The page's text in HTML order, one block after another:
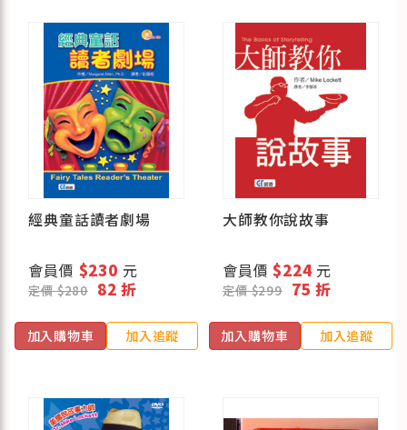
經典童話讀者劇場
會員價 $230 元
定價 $280 82 折
加入購物車 加入追蹤
大師教你說故事
會員價$224 元
定價 $299 75 折
加入購物車 加入追蹤